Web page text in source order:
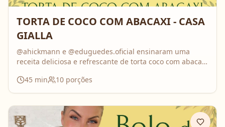
TORTA DE COCO COM ABACAXI - CASA
GIALLA
@ahickmann e @eduguedes.oficial ensinaram uma
receita deliciosa e refrescante de torta coco com abacaxi
🍽 Com um toque de sabor tropical, essa receita vai
deixar sua noite de virada ainda mais especial. Não
para preparar um prato inesquecível. 🍍💖
45 min 10 porções